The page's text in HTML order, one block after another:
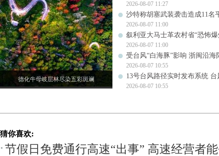
德化牛母岐层林尽染五彩斑斓
2026-08-07 11:27
沙特称胡塞武装袭击造成11名
2026-08-07 11:00
叙利亚大马士革农村省“恐怖爆
2026-08-07 11:00
受台风“白海豚”影响 浙闽沿海
2026-08-07 10:55
13号台风路径实时发布系统
2026-08-07 10:55
猜你喜欢:
节假日免费通行高速“出事” 高速经营者